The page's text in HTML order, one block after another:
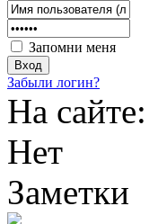
Запомни меня
Забыли логин?
На сайте:
Нет
Заметки